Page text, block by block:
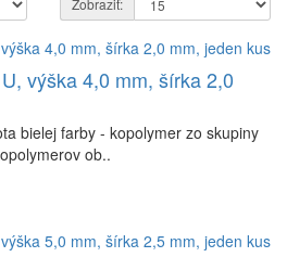
Zobraziť:
výška 4,0 mm, šírka 2,0
bielej farby - kopolymer zo skupiny
ob..